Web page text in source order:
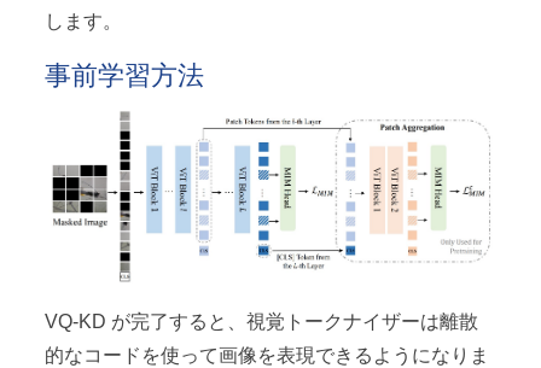
します。
事前学習方法
VQ-KD が完了すると、視覚トークナイザーは離散
的なコードを使って画像を表現できるようになりま